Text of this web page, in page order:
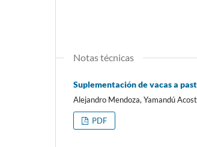
Notas técnicas
Suplementación de vacas a
Alejandro Mendoza, Yamandú
PDF